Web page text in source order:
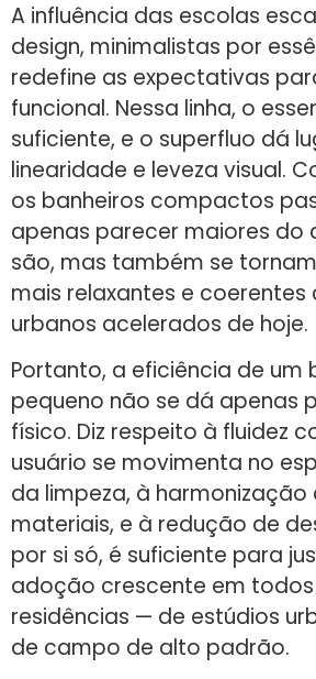
A influência das escolas
design, minimalistas por
redefine as expectativas
funcional. Nessa linha, o
suficiente, e o superfluo dá
linearidade e leveza visual.
os banheiros compactos
apenas parecer maiores do
são, mas também se
mais relaxantes e
urbanos acelerados de hoje.
Portanto, a eficiência de um
pequeno não se dá apenas
físico. Diz respeito à fluidez
usuário se movimenta no
da limpeza, à harmonização
materiais, e à redução de
por si só, é suficiente para
adoção crescente em
residências — de estúdios
de campo de alto padrão.